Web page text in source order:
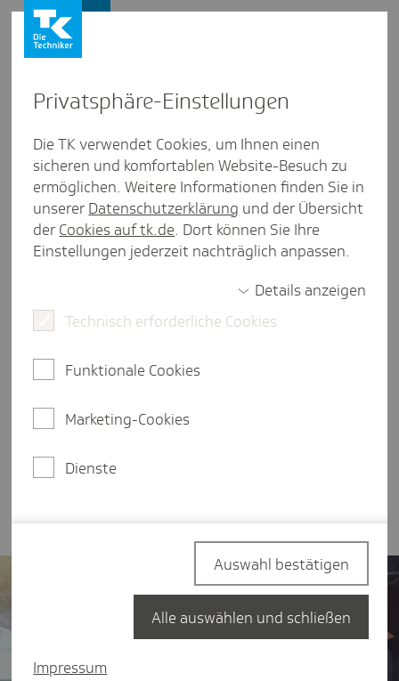
Hand in Hand für Präven­tion
und Gesund­heits­för­de­rung in
Hamburg
Artikel aus Hamburg
Das 2015 in Kraft getretene Präventionsgesetz
gibt der Vermeidung von Krankheiten einen
höheren Stellenwert. Gleichzeitig wurden
Sozialversicherungsträger, Länder und Kommunen
Gesundheitsförderung für alle Altersgruppen in
2 Minuten Lesezeit
Presse und Politik Gesund leben
Privat­sphäre-Einstel­lungen
Die TK verwendet Cookies, um Ihnen einen
sicheren und komfortablen Website-Besuch zu
ermöglichen. Weitere Informationen finden Sie in
unserer Datenschutzerklärung und der Übersicht
der Cookies auf tk.de. Dort können Sie Ihre
Einstellungen jederzeit nachträglich anpassen.
Details anzeigen
Technisch erforderliche Cookies
Funktionale Cookies
Marketing-Cookies
Dienste
Impressum
Auswahl bestätigen
Alle auswählen und schließen